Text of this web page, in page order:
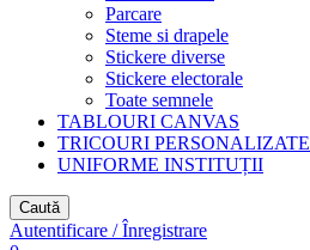
Parcare
Steme si drapele
Stickere diverse
Stickere electorale
Toate semnele
TABLOURI CANVAS
TRICOURI PERSONALIZATE
UNIFORME INSTITUȚII
Caută
Autentificare / Înregistrare